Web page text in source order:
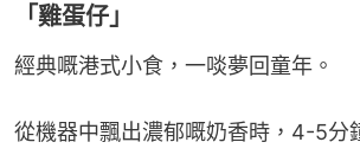
「雞蛋仔」
經典嘅港式小食，一啖夢回童年。
從機器中飄出濃郁嘅奶香時，4-5分